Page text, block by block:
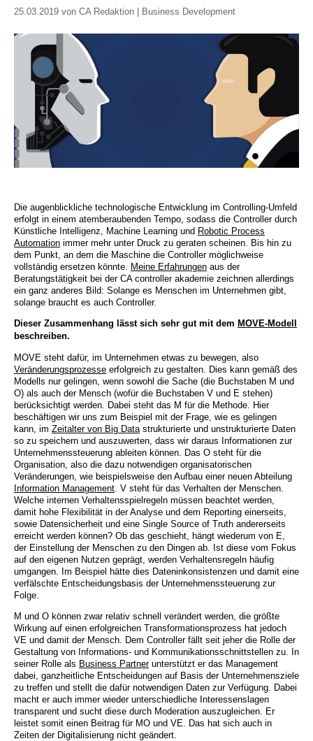
25.03.2019 von CA Redaktion | Business Development
Die augenblickliche technologische Entwicklung im Controlling-Umfeld
erfolgt in einem atemberaubenden Tempo, sodass die Controller durch
Künstliche Intelligenz, Machine Learning und Robotic Process
Automation immer mehr unter Druck zu geraten scheinen. Bis hin zu
dem Punkt, an dem die Maschine die Controller möglichweise
vollständig ersetzen könnte.
Meine Erfahrungen aus der
Beratungstätigkeit bei der CA controller akademie zeichnen allerdings
ein ganz anderes Bild: Solange es Menschen im Unternehmen gibt,
solange braucht es auch Controller.
Dieser Zusammenhang lässt sich sehr gut mit dem MOVE-Modell
beschreiben.
MOVE steht dafür, im Unternehmen etwas zu bewegen, also
Veränderungsprozesse erfolgreich zu gestalten. Dies kann gemäß des
Modells nur gelingen, wenn sowohl die Sache (die Buchstaben M und
O) als auch der Mensch (wofür die Buchstaben V und E stehen)
berücksichtigt werden. Dabei steht das M für die Methode. Hier
beschäftigen wir uns zum Beispiel mit der Frage, wie es gelingen
kann, im Zeitalter von Big Data strukturierte und unstrukturierte Daten
so zu speichern und auszuwerten, dass wir daraus Informationen zur
Unternehmenssteuerung ableiten können. Das O steht für die
Organisation, also die dazu notwendigen organisatorischen
Veränderungen, wie beispielsweise den Aufbau einer neuen Abteilung
Information Management . V steht für das Verhalten der Menschen.
Welche internen Verhaltensspielregeln müssen beachtet werden,
damit hohe Flexibilität in der Analyse und dem Reporting einerseits,
sowie Datensicherheit und eine Single Source of Truth andererseits
erreicht werden können? Ob das geschieht, hängt wiederum von E,
der Einstellung der Menschen zu den Dingen ab. Ist diese vom Fokus
auf den eigenen Nutzen geprägt, werden Verhaltensregeln häufig
umgangen. Im Beispiel hätte dies Dateninkonsistenzen und damit eine
verfälschte Entscheidungsbasis der Unternehmenssteuerung zur
Folge.
M und O können zwar relativ schnell verändert werden, die größte
Wirkung auf einen erfolgreichen Transformationsprozess hat jedoch
VE und damit der Mensch. Dem Controller fällt seit jeher die Rolle der
Gestaltung von Informations- und Kommunikationsschnittstellen zu. In
seiner Rolle als Business Partnerunterstützt er das Management
dabei, ganzheitliche Entscheidungen auf Basis der Unternehmensziele
zu treffen und stellt die dafür notwendigen Daten zur Verfügung. Dabei
macht er auch immer wieder unterschiedliche Interessenslagen
transparent und sucht diese durch Moderation auszugleichen. Er
leistet somit einen Beitrag für MO und VE. Das hat sich auch in
Zeiten der Digitalisierung nicht geändert.